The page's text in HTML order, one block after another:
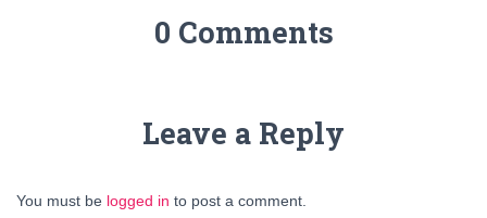
0 Comments
Leave a Reply
You must be logged in to post a comment.